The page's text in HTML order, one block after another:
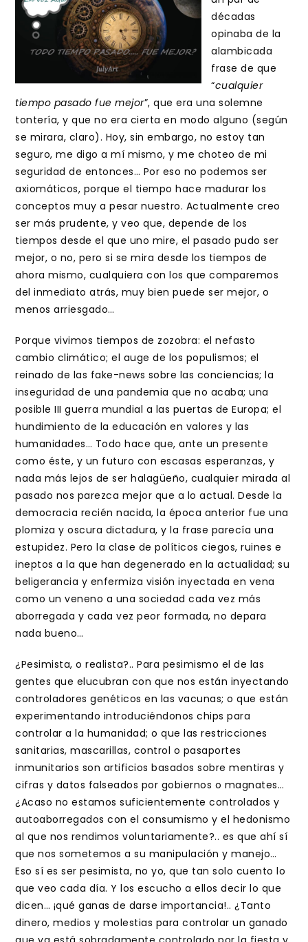
décadas
opinaba de la
alambicada
frase de que
“cualquier
tiempo pasado fue mejor”, que era una solemne
tontería, y que no era cierta en modo alguno (según
se mirara, claro). Hoy, sin embargo, no estoy tan
seguro, me digo a mí mismo, y me choteo de mi
seguridad de entonces… Por eso no podemos ser
axiomáticos, porque el tiempo hace madurar los
conceptos muy a pesar nuestro. Actualmente creo
ser más prudente, y veo que, depende de los
tiempos desde el que uno mire, el pasado pudo ser
mejor, o no, pero si se mira desde los tiempos de
ahora mismo, cualquiera con los que comparemos
del inmediato atrás, muy bien puede ser mejor, o
menos arriesgado…
Porque vivimos tiempos de zozobra: el nefasto
cambio climático; el auge de los populismos; el
reinado de las fake-news sobre las conciencias; la
inseguridad de una pandemia que no acaba; una
posible III guerra mundial a las puertas de Europa; el
hundimiento de la educación en valores y las
humanidades… Todo hace que, ante un presente
como éste, y un futuro con escasas esperanzas, y
nada más lejos de ser halagüeño, cualquier mirada al
pasado nos parezca mejor que a lo actual. Desde la
democracia recién nacida, la época anterior fue una
plomiza y oscura dictadura, y la frase parecía una
estupidez. Pero la clase de políticos ciegos, ruines e
ineptos a la que han degenerado en la actualidad; su
beligerancia y enfermiza visión inyectada en vena
como un veneno a una sociedad cada vez más
aborregada y cada vez peor formada, no depara
nada bueno…
¿Pesimista, o realista?.. Para pesimismo el de las
gentes que elucubran con que nos están inyectando
controladores genéticos en las vacunas; o que están
experimentando introduciéndonos chips para
controlar a la humanidad; o que las restricciones
sanitarias, mascarillas, control o pasaportes
inmunitarios son artificios basados sobre mentiras y
cifras y datos falseados por gobiernos o magnates…
¿Acaso no estamos suficientemente controlados y
autoaborregados con el consumismo y el hedonismo
al que nos rendimos voluntariamente?.. es que ahí sí
que nos sometemos a su manipulación y manejo…
Eso sí es ser pesimista, no yo, que tan solo cuento lo
que veo cada día. Y los escucho a ellos decir lo que
dicen… ¡qué ganas de darse importancia!.. ¿Tanto
dinero, medios y molestias para controlar un ganado